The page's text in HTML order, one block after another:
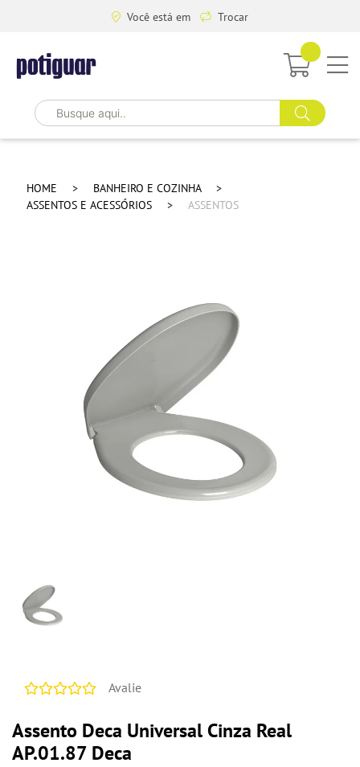
Você está em Trocar
HOME
BANHEIRO E COZINHA
ASSENTOS E ACESSÓRIOS
ASSENTOS
Avalie
Assento Deca Universal Cinza Real
AP.01.87 Deca